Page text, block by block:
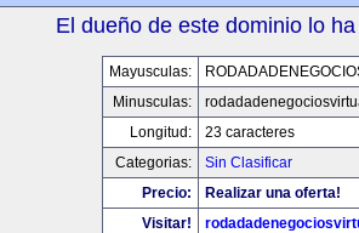
El dueño de este dominio lo
Mayusculas:
Minusculas:
Longitud:
23 caracteres
Categorias:
Sin Clasificar
Precio:
Realizar una oferta!
Visitar!